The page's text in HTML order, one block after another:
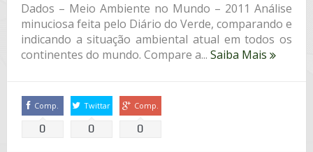
Dados – Meio Ambiente no Mundo – 2011 Análise
minuciosa feita pelo Diário do Verde, comparando e
indicando a situação ambiental atual em todos os
continentes do mundo. Compare a... Saiba Mais
Comp.
0
Twittar
0
Comp.
0